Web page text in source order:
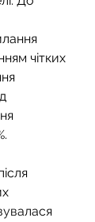
чітких